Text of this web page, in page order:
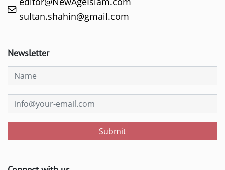
sultan.shahin@gmail.com
Newsletter
Submit